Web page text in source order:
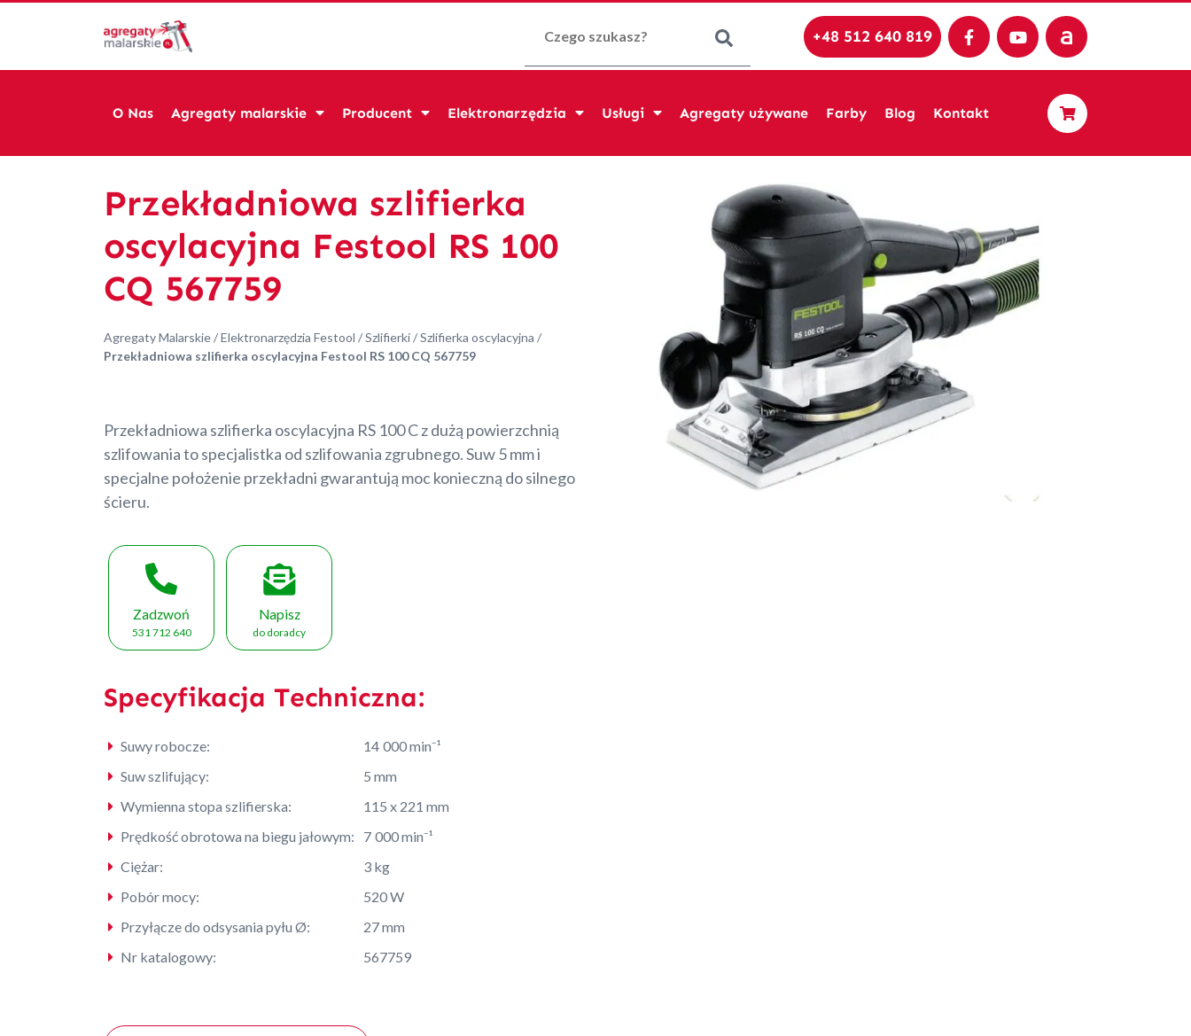
Szukaj: +48 512 640 819
O Nas Agregaty malarskie Producent Elektronarzędzia Usługi Agregaty używane Farby Blog Kontakt
Przekładniowa szlifierka
oscylacyjna Festool RS 100
CQ 567759
Agregaty Malarskie/Elektronarzędzia Festool /Szlifierki/Szlifierka oscylacyjna /
Przekładniowa szlifierka oscylacyjna Festool RS 100 CQ 567759
Przekładniowa szlifierka oscylacyjna RS 100 C z dużą powierzchnią
szlifowania to specjalistka od szlifowania zgrubnego. Suw 5 mm i
specjalne położenie przekładni gwarantują moc konieczną do silnego
ścieru.
Zadzwoń
531 712 640
Napisz
do doradcy
Specyfikacja Techniczna:
Suwy robocze:
14 000 min⁻¹
Suw szlifujący:
5 mm
Wymienna stopa szlifierska:
115 x 221 mm
Prędkość obrotowa na biegu jałowym:
7 000 min⁻¹
Ciężar:
3 kg
Pobór mocy:
520 W
Przyłącze do odsysania pyłu Ø:
27 mm
Nr katalogowy:
567759